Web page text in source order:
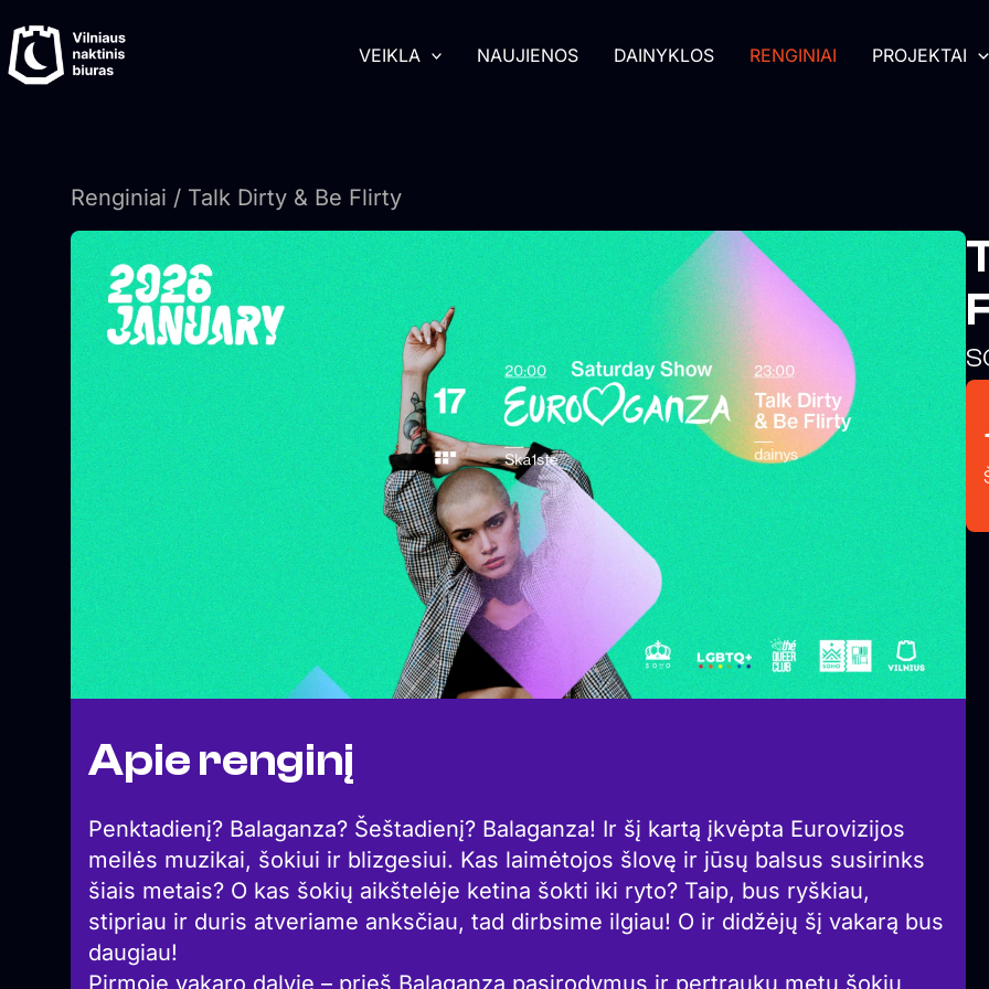
prie
turinio
VEIKLA NAUJIENOS DAINYKLOS RENGINIAI PROJEKTAI
Renginiai / Talk Dirty & Be Flirty
Apie renginį
Penktadienį? Balaganza? Šeštadienį? Balaganza! Ir šį kartą įkvėpta Eurovizijos
meilės muzikai, šokiui ir blizgesiui. Kas laimėtojos šlovę ir jūsų balsus susirinks
šiais metais? O kas šokių aikštelėje ketina šokti iki ryto? Taip, bus ryškiau,
stipriau ir duris atveriame anksčiau, tad dirbsime ilgiau! O ir didžėjų šį vakarą bus
daugiau!